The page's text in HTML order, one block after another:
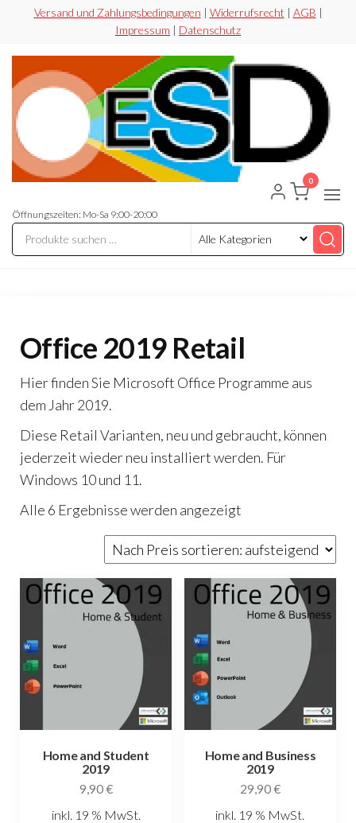
springen
Versand und Zahlungsbedingungen | Widerrufsrecht | AGB |
Impressum | Datenschutz
Handel
Preiswert
Öffnungszeiten: Mo-Sa 9:00-20:00
0
Office 2019 Retail
Hier finden Sie Microsoft Office Programme aus
dem Jahr 2019.
Diese Retail Varianten, neu und gebraucht, können
jederzeit wieder neu installiert werden. Für
Windows 10 und 11.
Alle 6 Ergebnisse werden angezeigt
Preis
sortiert:
aufsteigend
Home and Student
2019
9,90€
inkl. 19 % MwSt.
Home and Business
2019
29,90€
inkl. 19 % MwSt.